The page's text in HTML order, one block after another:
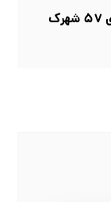
صدور مصوبه کارگروه امور زیربنایی برای ۵۷ شهرک